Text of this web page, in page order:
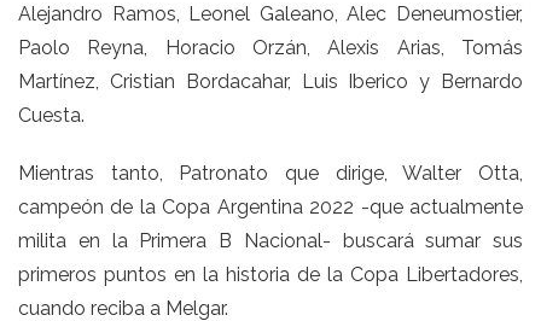
Alejandro Ramos, Leonel Galeano, Alec Deneumostier,
Paolo Reyna, Horacio Orzán, Alexis Arias, Tomás
Martínez, Cristian Bordacahar, Luis Iberico y Bernardo
Cuesta.
Mientras tanto, Patronato que dirige, Walter Otta,
campeón de la Copa Argentina 2022 -que actualmente
milita en la Primera B Nacional- buscará sumar sus
primeros puntos en la historia de la Copa Libertadores,
cuando reciba a Melgar.